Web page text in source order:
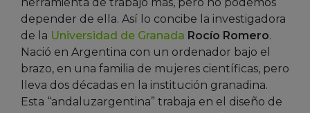
depender de ella. Así lo concibe la investigadora
de la Universidad de Granada Rocío Romero.
Nació en Argentina con un ordenador bajo el
brazo, en una familia de mujeres científicas, pero
lleva dos décadas en la institución granadina.
Esta “andaluzargentina” trabaja en el diseño de